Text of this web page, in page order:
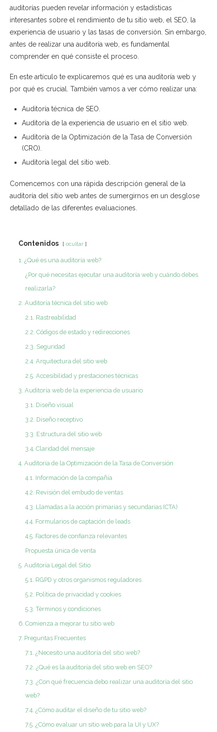
auditorías pueden revelar información y estadísticas
interesantes sobre el rendimiento de tu sitio web, el SEO, la
experiencia de usuario y las tasas de conversión. Sin embargo,
antes de realizar una auditoría web, es fundamental
comprender en qué consiste el proceso.
En este artículo te explicaremos qué es una auditoría web y
por qué es crucial. También vamos a ver cómo realizar una:
Auditoría técnica de SEO.
Auditoría de la experiencia de usuario en el sitio web.
Auditoría de la Optimización de la Tasa de Conversión
(CRO).
Auditoría legal del sitio web.
Comencemos con una rápida descripción general de la
auditoría del sitio web antes de sumergirnos en un desglose
detallado de las diferentes evaluaciones.
Contenidos ocultar
1. ¿Qué es una auditoría web?
¿Por qué necesitas ejecutar una auditoría web y cuándo debes
realizarla?
2. Auditoría técnica del sitio web
2.1. Rastreabilidad
2.2. Códigos de estado y redirecciones
2.3. Seguridad
2.4. Arquitectura del sitio web
2.5. Accesibilidad y prestaciones técnicas
3. Auditoría web de la experiencia de usuario
3.1. Diseño visual
3.2. Diseño receptivo
3.3. Estructura del sitio web
3.4. Claridad del mensaje
4. Auditoría de la Optimización de la Tasa de Conversión
4.1. Información de la compañía
4.2. Revisión del embudo de ventas
4.3. Llamadas a la acción primarias y secundarias (CTA)
4.4. Formularios de captación de leads
4.5. Factores de confianza relevantes
Propuesta única de venta
5. Auditoría Legal del Sitio
5.1. RGPD y otros organismos reguladores
5.2. Política de privacidad y cookies
5.3. Términos y condiciones
6. Comienza a mejorar tu sitio web
7. Preguntas Frecuentes
7.1. ¿Necesito una auditoría del sitio web?
7.2. ¿Qué es la auditoría del sitio web en SEO?
7.3. ¿Con qué frecuencia debo realizar una auditoría del sitio
web?
7.4. ¿Cómo auditar el diseño de tu sitio web?
7.5. ¿Cómo evaluar un sitio web para la UI y UX?